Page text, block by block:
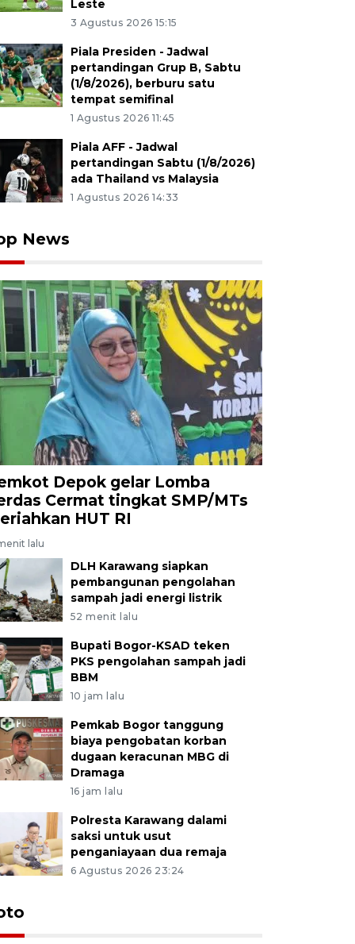
Leste
3 Agustus 2026 15:15
Piala Presiden - Jadwal
pertandingan Grup B, Sabtu
(1/8/2026), berburu satu
tempat semifinal
1 Agustus 2026 11:45
Piala AFF - Jadwal
pertandingan Sabtu (1/8/2026)
ada Thailand vs Malaysia
1 Agustus 2026 14:33
News
Depok gelar Lomba
Cermat tingkat SMP/MTs
HUT RI
lalu
DLH Karawang siapkan
pembangunan pengolahan
sampah jadi energi listrik
52 menit lalu
Bupati Bogor-KSAD teken
PKS pengolahan sampah jadi
BBM
10 jam lalu
Pemkab Bogor tanggung
biaya pengobatan korban
dugaan keracunan MBG di
Dramaga
16 jam lalu
Polresta Karawang dalami
saksi untuk usut
penganiayaan dua remaja
6 Agustus 2026 23:24